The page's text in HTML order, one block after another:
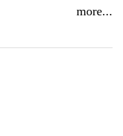
一個詩中繪影、畫
的想像空間與細膩
more...